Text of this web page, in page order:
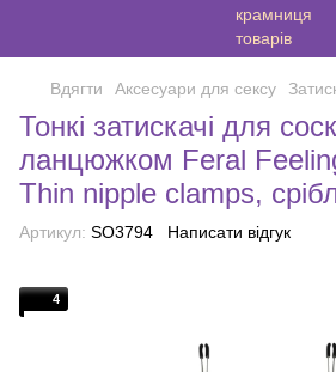
Вдягти Аксесуари для сексу
Тонкі затискачі для
ланцюжком Feral
Thin nipple clamps,
Артикул: SO3794 Написати відгук
4